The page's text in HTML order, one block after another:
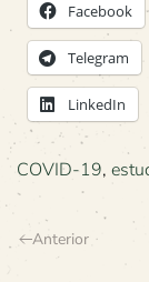
Facebook
Telegram
LinkedIn
COVID-19,
Anterior